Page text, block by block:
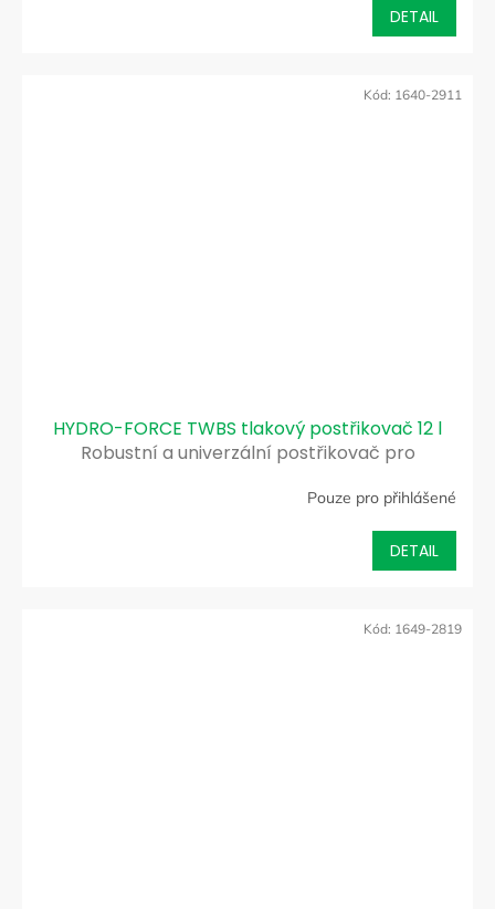
DETAIL
HYDRO-FORCE TWBS tlakový postřikovač 12 l
Robustní a univerzální postřikovač pro
Pouze pro přihlášené
DETAIL
Kód: 1640-2911
Kód: 1649-2819